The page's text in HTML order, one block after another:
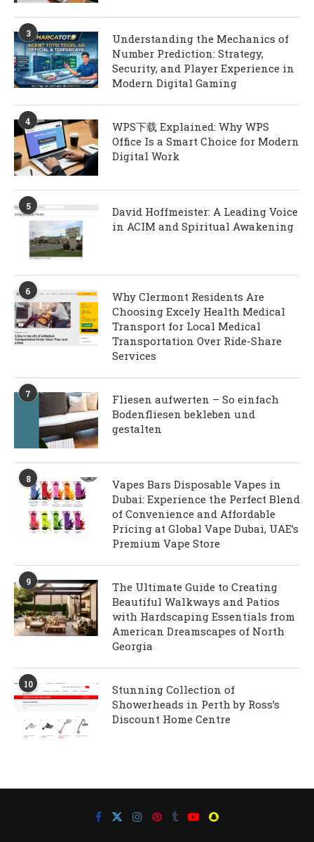
3
Understanding the Mechanics of
Number Prediction: Strategy,
Security, and Player Experience in
Modern Digital Gaming
4
WPS下载 Explained: Why WPS
Office Is a Smart Choice for Modern
Digital Work
5
David Hoffmeister: A Leading Voice
in ACIM and Spiritual Awakening
6
Why Clermont Residents Are
Choosing Excely Health Medical
Transport for Local Medical
Transportation Over Ride-Share
Services
7
Fliesen aufwerten – So einfach
Bodenfliesen bekleben und
gestalten
8
Vapes Bars Disposable Vapes in
Dubai: Experience the Perfect Blend
of Convenience and Affordable
Pricing at Global Vape Dubai, UAE’s
Premium Vape Store
9
The Ultimate Guide to Creating
Beautiful Walkways and Patios
with Hardscaping Essentials from
American Dreamscapes of North
Georgia
10
Stunning Collection of
Showerheads in Perth by Ross’s
Discount Home Centre